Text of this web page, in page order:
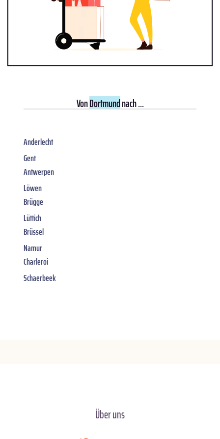
VonDortmundnach ...
Anderlecht
Gent
Antwerpen
Löwen
Brügge
Lüttich
Brüssel
Namur
Charleroi
Schaerbeek
Über uns